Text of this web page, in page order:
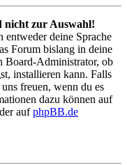
nicht zur Auswahl!
deine Sprache
Forum bislang in deine
Board-Administrator, ob
installieren kann. Falls
freuen, wenn du es
dazu können auf
aufphpBB.de